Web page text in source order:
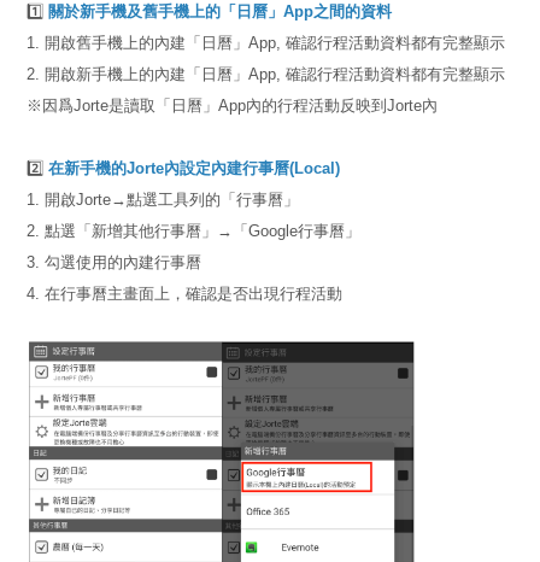
1️⃣關於新手機及舊手機上的「日曆」App之間的資料
1. 開啟舊手機上的內建「日曆」App, 確認行程活動資料都有完整顯示
2. 開啟新手機上的內建「日曆」App, 確認行程活動資料都有完整顯示
※因爲Jorte是讀取「日曆」App內的行程活動反映到Jorte內
2️⃣ 在新手機的Jorte內設定內建行事曆(Local)
1. 開啟Jorte→點選工具列的「行事曆」
2. 點選「新增其他行事曆」→「Google行事曆」
3. 勾選使用的內建行事曆
4. 在行事曆主畫面上，確認是否出現行程活動